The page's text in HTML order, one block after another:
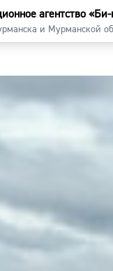
агентство «Би-
и Мурманской